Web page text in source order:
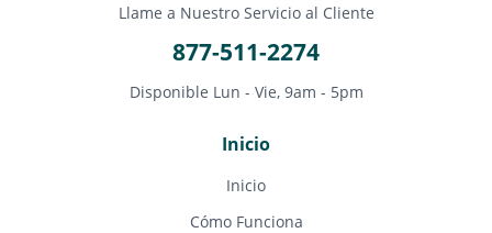
Llame a Nuestro Servicio al Cliente
877-511-2274
Disponible Lun - Vie, 9am - 5pm
Inicio
Inicio
Cómo Funciona